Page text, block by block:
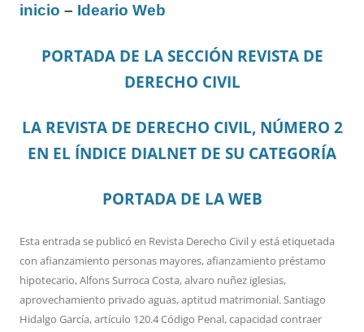
inicio – Ideario Web
PORTADA DE LA SECCIÓN REVISTA DE
DERECHO CIVIL
LA REVISTA DE DERECHO CIVIL, NÚMERO 2
EN EL ÍNDICE DIALNET DE SU CATEGORÍA
PORTADA DE LA WEB
Esta entrada se publicó en Revista Derecho Civily está etiquetada
con afianzamiento personas mayores,afianzamiento préstamo
hipotecario,Alfons Surroca Costa,alvaro nuñez iglesias,
aprovechamiento privado aguas,aptitud matrimonial. Santiago
Hidalgo García,artículo 120.4 Código Penal,capacidad contraer